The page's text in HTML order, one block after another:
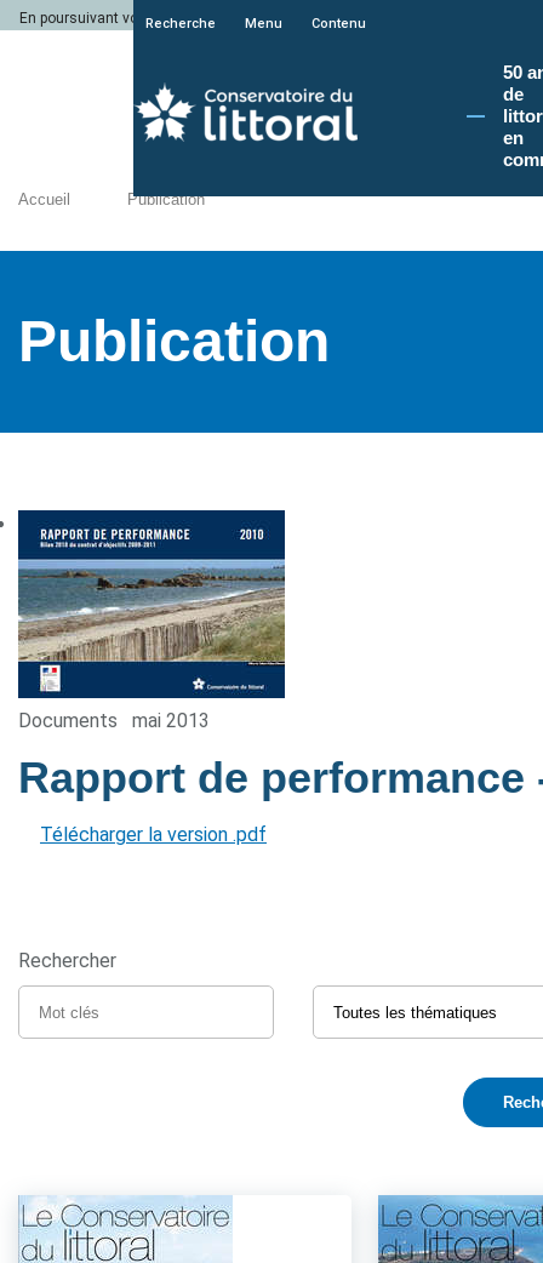
En poursuivant votre navigation sur le site du Conservatoire du littoral, vous
Recherche Menu Contenu
50
de
en
Accueil Publication
Publication
Documents mai 2013
Rapport de performance
Télécharger la version .pdf
Rechercher